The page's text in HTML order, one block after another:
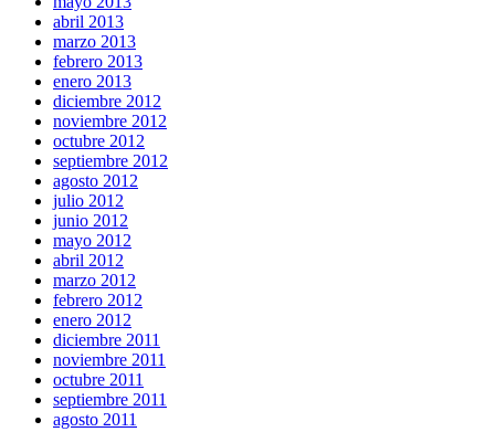
abril 2013
marzo 2013
febrero 2013
enero 2013
diciembre 2012
noviembre 2012
octubre 2012
septiembre 2012
agosto 2012
julio 2012
junio 2012
mayo 2012
abril 2012
marzo 2012
febrero 2012
enero 2012
diciembre 2011
noviembre 2011
octubre 2011
septiembre 2011
agosto 2011